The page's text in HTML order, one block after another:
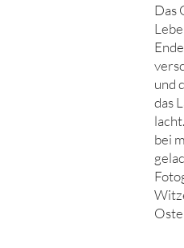
Das
und
das
bei